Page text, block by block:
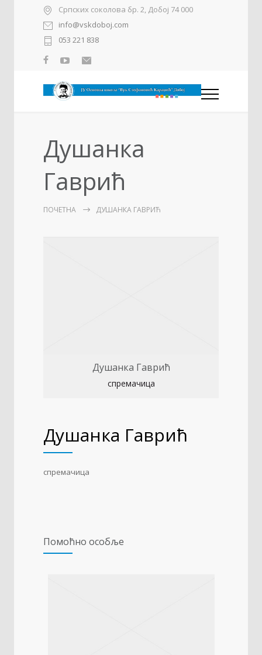
Српских соколова бр. 2, Добој 74 000
info@vskdoboj.com
053 221 838
Душанка
Гаврић
ПОЧЕТНА ДУШАНКА ГАВРИЋ
Душанка Гаврић
спремачица
Душанка Гаврић
спремачица
Помоћно особље